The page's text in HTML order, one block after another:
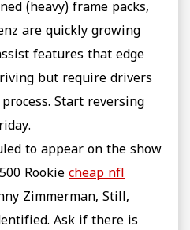
(heavy) frame packs,
are quickly growing
features that edge
but require drivers
Start reversing
to appear on the show
Rookie cheap nfl
Zimmerman, Still,
Ask if there is